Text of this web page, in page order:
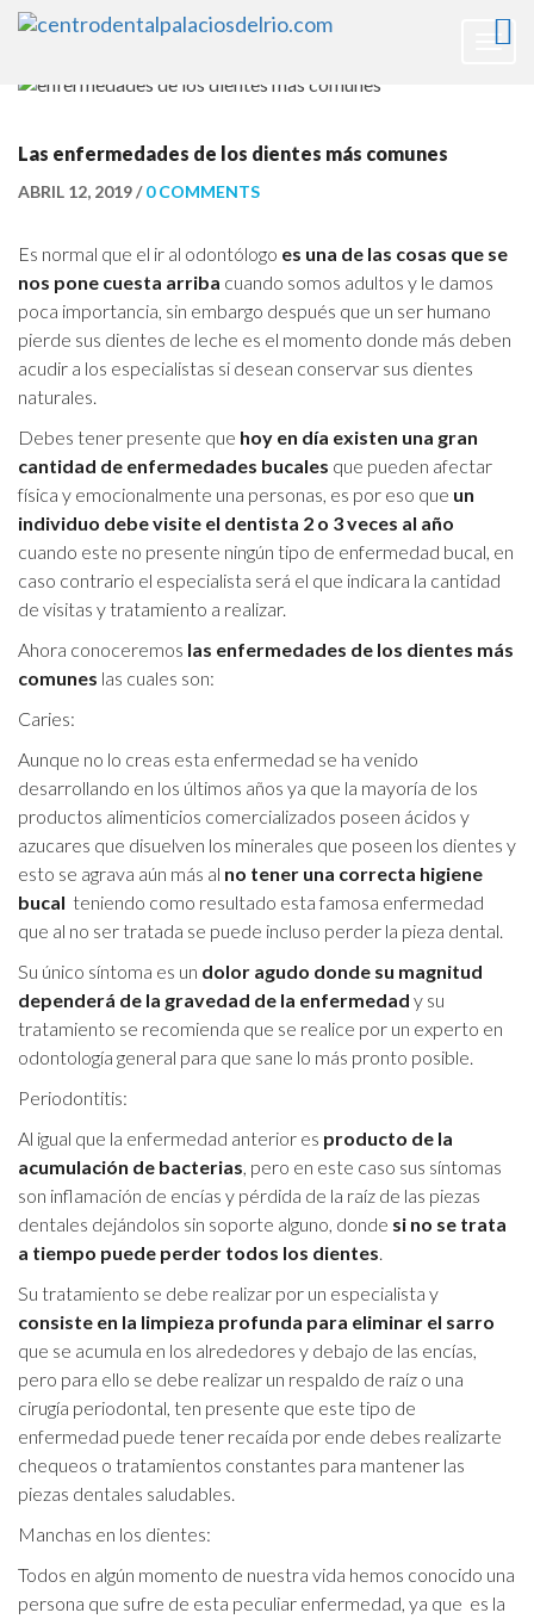
Las enfermedades de los dientes más comunes
ABRIL 12, 2019 /0 COMMENTS
Es normal que el ir al odontólogo es una de las cosas que se
nos pone cuesta arriba cuando somos adultos y le damos
poca importancia, sin embargo después que un ser humano
pierde sus dientes de leche es el momento donde más deben
acudir a los especialistas si desean conservar sus dientes
naturales.
Debes tener presente que hoy en día existen una gran
cantidad de enfermedades bucales que pueden afectar
física y emocionalmente una personas, es por eso que un
individuo debe visite el dentista 2 o 3 veces al año
cuando este no presente ningún tipo de enfermedad bucal, en
caso contrario el especialista será el que indicara la cantidad
de visitas y tratamiento a realizar.
Ahora conoceremos las enfermedades de los dientes más
comunes las cuales son:
Caries:
Aunque no lo creas esta enfermedad se ha venido
desarrollando en los últimos años ya que la mayoría de los
productos alimenticios comercializados poseen ácidos y
azucares que disuelven los minerales que poseen los dientes y
esto se agrava aún más al no tener una correcta higiene
bucal teniendo como resultado esta famosa enfermedad
que al no ser tratada se puede incluso perder la pieza dental.
Su único síntoma es un dolor agudo donde su magnitud
dependerá de la gravedad de la enfermedad y su
tratamiento se recomienda que se realice por un experto en
odontología general para que sane lo más pronto posible.
Periodontitis:
Al igual que la enfermedad anterior es producto de la
acumulación de bacterias, pero en este caso sus síntomas
son inflamación de encías y pérdida de la raíz de las piezas
dentales dejándolos sin soporte alguno, donde si no se trata
a tiempo puede perder todos los dientes.
Su tratamiento se debe realizar por un especialista y
consiste en la limpieza profunda para eliminar el sarro
que se acumula en los alrededores y debajo de las encías,
pero para ello se debe realizar un respaldo de raíz o una
cirugía periodontal, ten presente que este tipo de
enfermedad puede tener recaída por ende debes realizarte
chequeos o tratamientos constantes para mantener las
piezas dentales saludables.
Manchas en los dientes:
Todos en algún momento de nuestra vida hemos conocido una
persona que sufre de esta peculiar enfermedad, ya que es la